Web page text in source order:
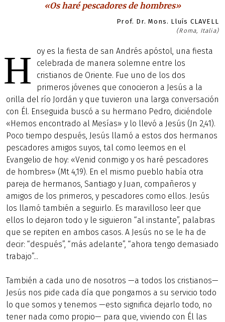
«Os haré pescadores de hombres»
Prof. Dr. Mons. Lluís CLAVELL
(Roma, Italia)
H
oy es la fiesta de san Andrés apóstol, una fiesta
celebrada de manera solemne entre los
cristianos de Oriente. Fue uno de los dos
primeros jóvenes que conocieron a Jesús a la
orilla del río Jordán y que tuvieron una larga conversación
con Él. Enseguida buscó a su hermano Pedro, diciéndole
«Hemos encontrado al Mesías» y lo llevó a Jesús (Jn 2,41).
Poco tiempo después, Jesús llamó a estos dos hermanos
pescadores amigos suyos, tal como leemos en el
Evangelio de hoy: «Venid conmigo y os haré pescadores
de hombres» (Mt 4,19). En el mismo pueblo había otra
pareja de hermanos, Santiago y Juan, compañeros y
amigos de los primeros, y pescadores como ellos. Jesús
los llamó también a seguirlo. Es maravilloso leer que
ellos lo dejaron todo y le siguieron “al instante”, palabras
que se repiten en ambos casos. A Jesús no se le ha de
decir: “después”, “más adelante”, “ahora tengo demasiado
trabajo”...
También a cada uno de nosotros —a todos los cristianos—
Jesús nos pide cada día que pongamos a su servicio todo
lo que somos y tenemos —esto significa dejarlo todo, no
tener nada como propio— para que, viviendo con Él las